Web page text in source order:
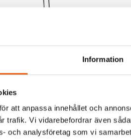
Information
att anpassa innehållet och
trafik. Vi vidarebefordrar även
och analysföretag som vi